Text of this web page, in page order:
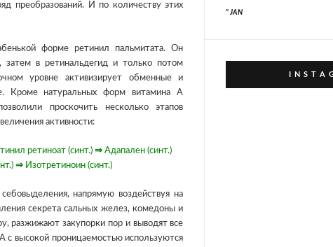
преобразований. И по количеству этих
форме ретинил пальмитата. Он
затем в ретинальдегид и только потом
уровне активизирует обменные и
Кроме натуральных форм витамина А
проскочить несколько этапов
активности:
ретиноат (синт.) ⇒Адапален (синт.)
⇒Изотретиноин (синт.)
напрямую воздействуя на
секрета сальных желез, комедоны и
разжижают закупорки пор и выводят все
высокой проницаемостью используются
" JAN
I N S T A